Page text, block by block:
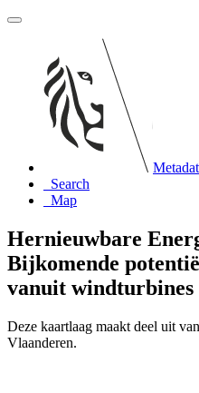
Search
Map
Hernieuwbare
Bijkomende
vanuit windturbines
Deze kaartlaag maakt deel uit
Vlaanderen.